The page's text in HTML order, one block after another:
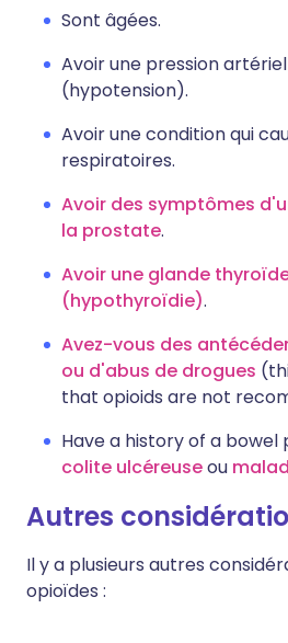
Sont âgées.
Avoir une pression
(hypotension).
Avoir une condition qui
respiratoires.
Avoir des symptômes
la prostate.
Avoir une glande
(hypothyroïdie).
Avez-vous des
ou d'abus de drogues
that opioids are not
Have a history of a bowel
colite ulcéreuseou
Autres
Il y a plusieurs autres
opioïdes :